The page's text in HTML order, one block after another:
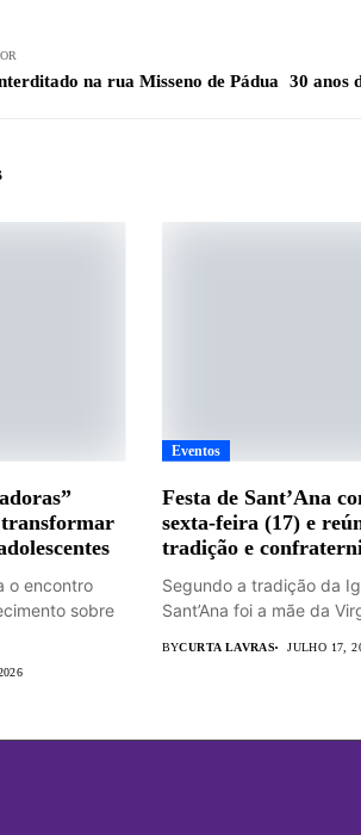
na rua Misseno de Pádua
30 anos
o encontro
sobre
Eventos
Festa de Sant’Ana
sexta-feira (17) e
tradição e
Segundo a tradição da
Sant’Ana foi a mãe da
BYCURTA LAVRAS JULHO 17,